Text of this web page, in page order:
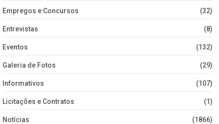
Empregos e Concursos (32)
Entrevistas (8)
Eventos (132)
Galeria de Fotos (29)
Informativos (107)
Licitações e Contratos (1)
Notícias (1866)